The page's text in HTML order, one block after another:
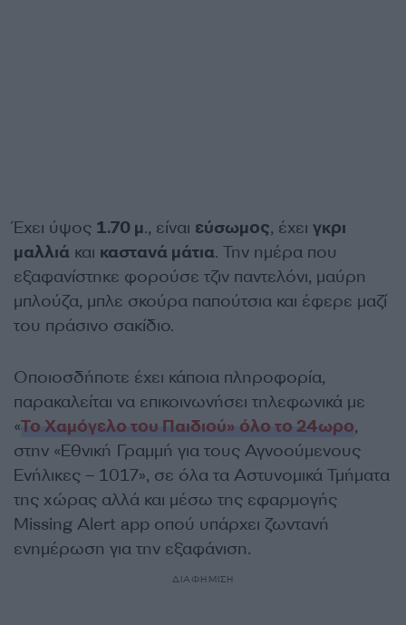
Έχει ύψος 1.70 μ., είναι εύσωμος, έχει γκρι
μαλλιά και καστανά μάτια. Την ημέρα που
εξαφανίστηκε φορούσε τζιν παντελόνι, μαύρη
μπλούζα, μπλε σκούρα παπούτσια και έφερε μαζί
του πράσινο σακίδιο.
Οποιοσδήποτε έχει κάποια πληροφορία,
παρακαλείται να επικοινωνήσει τηλεφωνικά με
«Το Χαμόγελο του Παιδιού» όλο το 24ωρο,
στην «Εθνική Γραμμή για τους Αγνοούμενους
Ενήλικες – 1017», σε όλα τα Αστυνομικά Τμήματα
της χώρας αλλά και μέσω της εφαρμογής
Missing Alert app οπού υπάρχει ζωντανή
ενημέρωση για την εξαφάνιση.
ΔΙΑΦΗΜΙΣΗ